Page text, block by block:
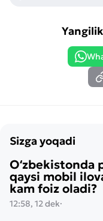
Sizga yoqadi
Oʻzbekistonda
qaysi mobil
kam foiz oladi?
12:58, 12 dek·